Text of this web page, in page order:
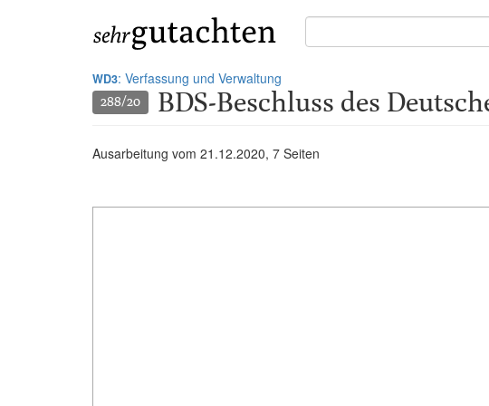
Suche
in
WD3: Verfassung und Verwaltung
288/20 BDS-Beschluss des
Ausarbeitung vom 21.12.2020, 7 Seiten